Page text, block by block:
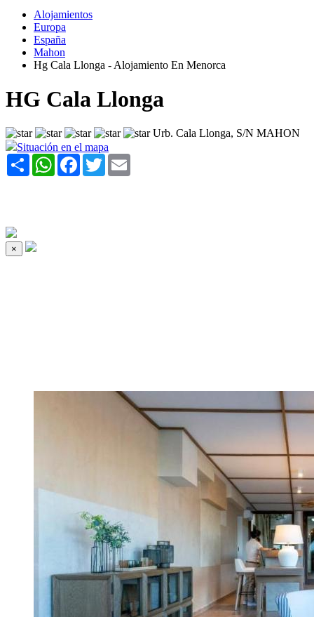
Alojamientos
Europa
España
Mahon
Hg Cala Llonga - Alojamiento En Menorca
HG Cala Llonga
Urb. Cala Llonga, S/N MAHON
Situación en el mapa
Share WhatsAppFacebook
Twitter
×